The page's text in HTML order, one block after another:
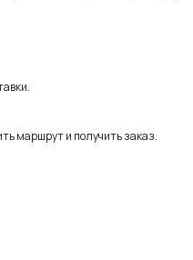
маршрут и получить заказ.